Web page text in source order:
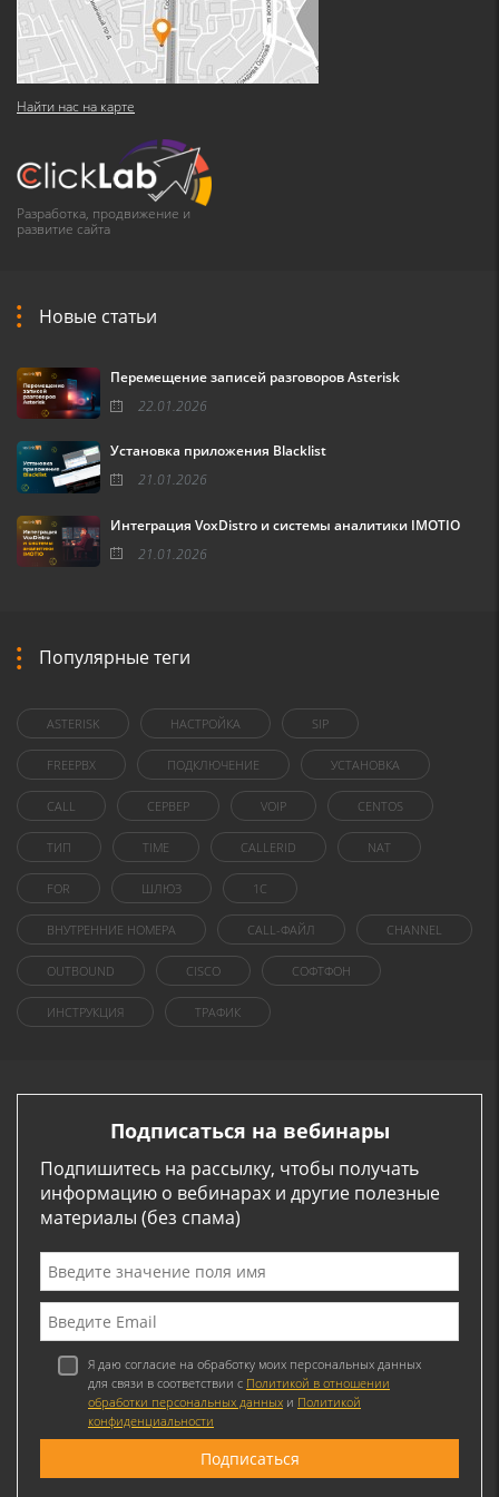
Найти нас на карте
Разработка, продвижение и
развитие сайта
Новые статьи
Перемещение записей разговоров Asterisk
22.01.2026
Установка приложения Blacklist
21.01.2026
Интеграция VoxDistro и системы аналитики IMOTIO
21.01.2026
Популярные теги
ASTERISK НАСТРОЙКА SIP
FREEPBX ПОДКЛЮЧЕНИЕ УСТАНОВКА
CALL СЕРВЕР VOIP CENTOS
ТИП TIME CALLERID NAT
FOR ШЛЮЗ 1C
ВНУТРЕННИЕ НОМЕРА CALL-ФАЙЛ CHANNEL
OUTBOUND CISCO СОФТФОН
ИНСТРУКЦИЯ ТРАФИК
Подписаться на вебинары
Подпишитесь на рассылку, чтобы получать
информацию о вебинарах и другие полезные
материалы (без спама)
Я даю согласие на обработку моих персональных данных
для связи в соответствии с Политикой в отношении
обработки персональных данных и Политикой
конфиденциальности